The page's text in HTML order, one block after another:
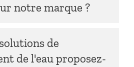
notre marque ?
de
de l'eau proposez-